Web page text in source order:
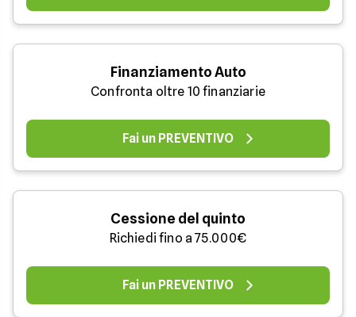
Finanziamento Auto
Confronta oltre 10 finanziarie
Fai un PREVENTIVO
Cessione del quinto
Richiedi fino a 75.000€
Fai un PREVENTIVO